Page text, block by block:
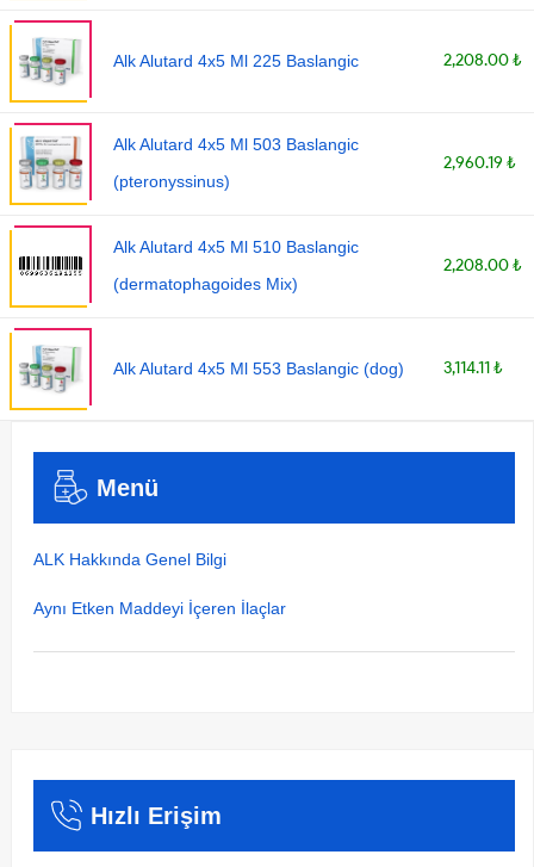
Alk Alutard 4x5 Ml 225 Baslangic 2,208.00 ₺
Alk Alutard 4x5 Ml 503 Baslangic
(pteronyssinus)
2,960.19 ₺
Alk Alutard 4x5 Ml 510 Baslangic
(dermatophagoides Mix)
2,208.00 ₺
Alk Alutard 4x5 Ml 553 Baslangic (dog) 3,114.11 ₺
Menü
ALK Hakkında Genel Bilgi
Aynı Etken Maddeyi İçeren İlaçlar
Hızlı Erişim